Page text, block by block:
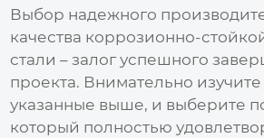
Выбор надежного
качества коррозионно-
стали – залог успешного
проекта. Внимательно
указанные выше, и выберите
который полностью